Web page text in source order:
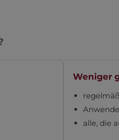
Weniger
alle, die